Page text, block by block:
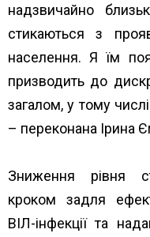
надзвичайно
стикаються з
населення. Я їм
призводить до
загалом, у тому
– переконана Ірина
Зниження рівня
кроком задля
ВІЛ-інфекції та